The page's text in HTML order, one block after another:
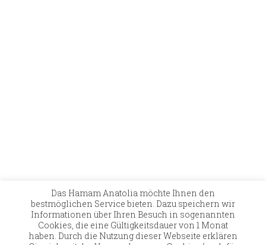
Kontakt Versand
Zahlungsmöglichkeiten
Widerruf
Allgemeine Geschäftsbedingungen
Datenschutz
Impressum
Das Hamam Anatolia möchte Ihnen den
bestmöglichen Service bieten. Dazu speichern wir
Informationen über Ihren Besuch in sogenannten
Cookies, die eine Gültigkeitsdauer von 1 Monat
haben. Durch die Nutzung dieser Webseite erklären